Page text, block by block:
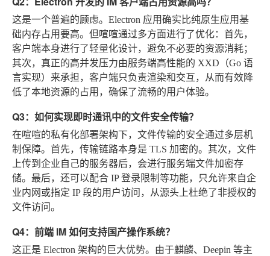
这是一个普遍的顾虑。Electron 应用确实比纯原生应用基
础内存占用要高。但喧喧通过多方面进行了优化：首先，
客户端本身进行了轻量化设计，避免不必要的资源消耗；
其次，真正的高并发压力由服务端高性能的 XXD（Go 语
言实现）来承担，客户端只负责渲染和交互，从而有效降
低了本地资源的占用，确保了流畅的用户体验。
Q3：如何实现即时通讯中的文件安全传输？
在喧喧的私有化部署架构下，文件传输的安全通过多层机
制保障。首先，传输链路本身是 TLS 加密的。其次，文件
上传到企业自己的服务器后，会进行服务端文件加密存
储。最后，还可以配合 IP 登录限制等功能，只允许来自企
业内网或指定 IP 段的用户访问，从源头上杜绝了非授权的
文件访问。
Q4：前端 IM 如何支持国产操作系统？
这正是 Electron 架构的巨大优势。由于麒麟、Deepin 等主